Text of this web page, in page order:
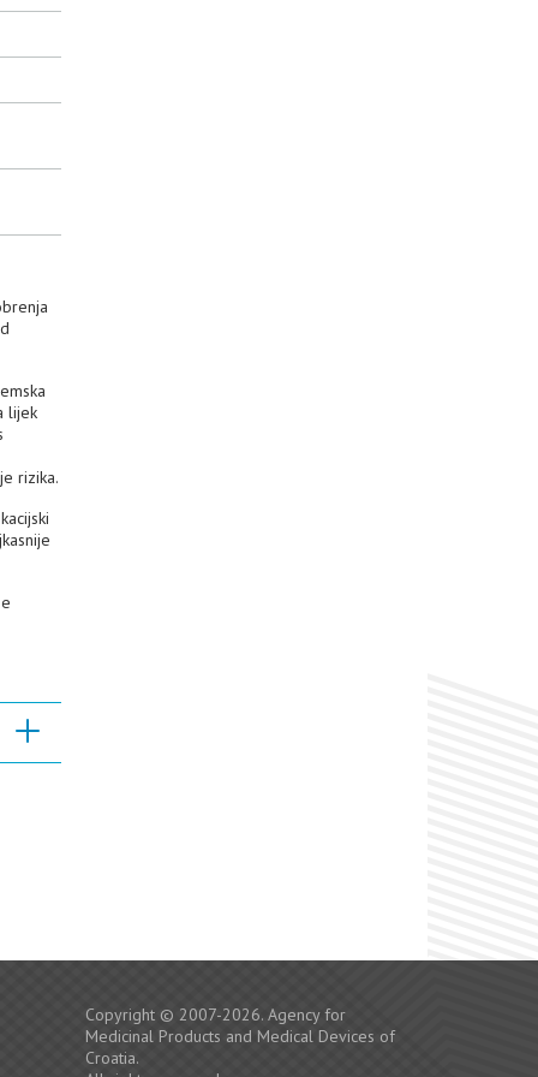
lijek
rizika.
Copyright © 2007-2026. Agency for
Medicinal Products and Medical Devices of
Croatia.